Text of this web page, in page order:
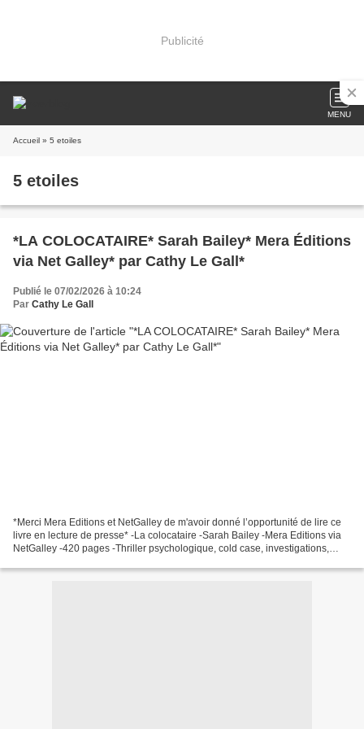
Publicité
MENU
Accueil » 5 etoiles
5 etoiles
*LA COLOCATAIRE* Sarah Bailey* Mera Éditions
via Net Galley* par Cathy Le Gall*
Publié le 07/02/2026 à 10:24
Par Cathy Le Gall
*Merci Mera Editions et NetGalley de m'avoir donné l’opportunité de lire ce
livre en lecture de presse* -La colocataire -Sarah Bailey -Mera Editions via
NetGalley -420 pages -Thriller psychologique, cold case, investigations,